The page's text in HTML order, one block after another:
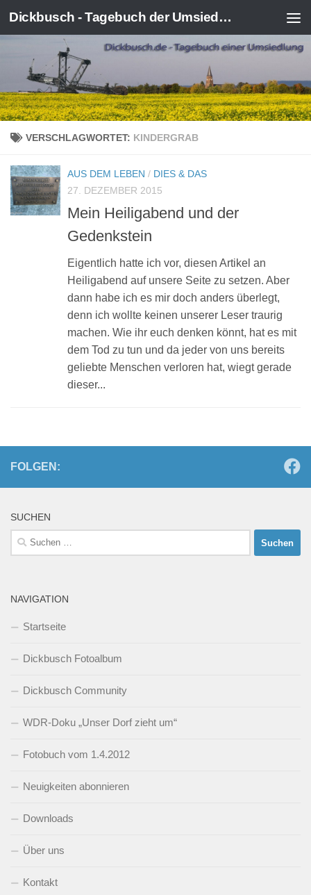
Zum Inhalt springen Dickbusch - Tagebuch der Umsiedlung von Kerpen-Manheim
VERSCHLAGWORTET: KINDERGRAB
AUS DEM LEBEN / DIES & DAS
27. DEZEMBER 2015
Mein Heiligabend und der
Gedenkstein
Eigentlich hatte ich vor, diesen Artikel an
Heiligabend auf unsere Seite zu setzen. Aber
dann habe ich es mir doch anders überlegt,
denn ich wollte keinen unserer Leser traurig
machen. Wie ihr euch denken könnt, hat es mit
dem Tod zu tun und da jeder von uns bereits
geliebte Menschen verloren hat, wiegt gerade
dieser...
FOLGEN:
SUCHEN
Suchen
nach:
NAVIGATION
Startseite
Dickbusch Fotoalbum
Dickbusch Community
WDR-Doku „Unser Dorf zieht um“
Fotobuch vom 1.4.2012
Neuigkeiten abonnieren
Downloads
Über uns
Kontakt